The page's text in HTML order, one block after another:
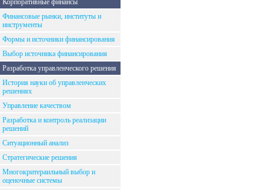
Корпоративные финансы
Финансовые рынки, институты и
инструменты
Формы и источники финансирования
Выбор источника финансирования
Разработка управленческого решения
История науки об управленческих
решениях
Управление качеством
Разработка и контроль реализации
решений
Ситуационный анализ
Стратегические решения
Многокритераильный выбор и
оценочные системы